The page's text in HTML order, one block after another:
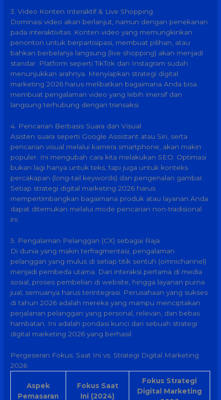
3. Video Konten Interaktif & Live Shopping
Dominasi video akan berlanjut, namun dengan penekanan
pada interaktivitas. Konten video yang memungkinkan
penonton untuk berpartisipasi, membuat pilihan, atau
bahkan berbelanja langsung (live shopping) akan menjadi
standar. Platform seperti TikTok dan Instagram sudah
menunjukkan arahnya. Menyiapkan strategi digital
marketing 2026 harus melibatkan bagaimana Anda bisa
membuat pengalaman video yang lebih imersif dan
langsung terhubung dengan transaksi.
4. Pencarian Berbasis Suara dan Visual
Asisten suara seperti Google Assistant atau Siri, serta
pencarian visual melalui kamera smartphone, akan makin
populer. Ini mengubah cara kita melakukan SEO. Optimasi
bukan lagi hanya untuk teks, tapi juga untuk konteks
percakapan (long-tail keywords) dan pengenalan gambar.
Setiap strategi digital marketing 2026 harus
mempertimbangkan bagaimana produk atau layanan Anda
dapat ditemukan melalui mode pencarian non-tradisional
ini.
5. Pengalaman Pelanggan (CX) sebagai Raja
Di dunia yang makin terfragmentasi, pengalaman
pelanggan yang mulus di setiap titik sentuh (omnichannel)
menjadi pembeda utama. Dari interaksi pertama di media
sosial, proses pembelian di website, hingga layanan purna
jual, semuanya harus terintegrasi. Perusahaan yang sukses
di tahun 2026 adalah mereka yang mampu menciptakan
perjalanan pelanggan yang personal, relevan, dan bebas
hambatan. Ini adalah pondasi kunci dari sebuah strategi
digital marketing 2026 yang berhasil.
Pergeseran Fokus: Saat Ini vs. Strategi Digital Marketing
2026
Aspek
Pemasaran
Fokus Saat
Ini (2024)
Fokus Strategi
Digital Marketing